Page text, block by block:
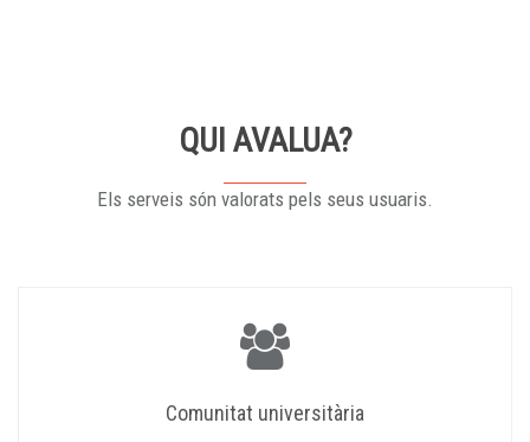
QUI AVALUA?
Els serveis són valorats pels seus usuaris.
Comunitat universitària